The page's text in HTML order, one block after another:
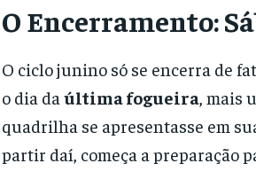
O Encerramento:
O ciclo junino só se encerra de
o dia da última fogueira , mais
quadrilha se apresentasse em
partir daí, começa a preparação